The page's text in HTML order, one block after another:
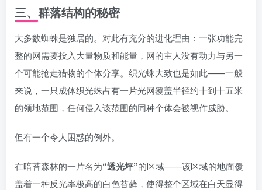
三、群落结构的秘密
大多数蜘蛛是独居的。对此有充分的进化理由：一张功能完
整的网需要投入大量物质和能量，网的主人没有动力与另一
个可能抢走猎物的个体分享。织光蛛大致也是如此——一般
来说，一只成体织光蛛占有一片光网覆盖半径约十到十五米
的领地范围，任何侵入该范围的同种个体会被视作威胁。
但有一个令人困惑的例外。
在暗苔森林的一片名为“透光坪”的区域——该区域的地面覆
盖着一种反光率极高的白色苔藓，使得整个区域在白天显得